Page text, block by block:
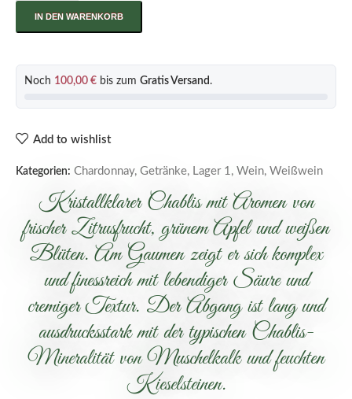
IN DEN WARENKORB
Noch 100,00 € bis zum Gratis Versand .
Add to wishlist
Kategorien: Chardonnay, Getränke, Lager 1, Wein, Weißwein
Kristallklarer Chablis mit Aromen von
frischer Zitrusfrucht, grünem Apfel und weißen
Blüten. Am Gaumen zeigt er sich komplex
und finessreich mit lebendiger Säure und
cremiger Textur. Der Abgang ist lang und
ausdrucksstark mit der typischen Chablis-
Mineralität von Muschelkalk und feuchten
Kieselsteinen.